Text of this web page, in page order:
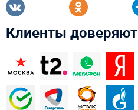
Клиенты доверяют